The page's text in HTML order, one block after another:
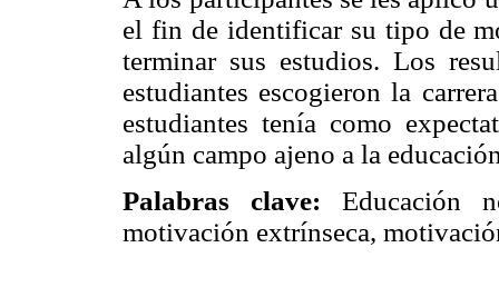
el fin de identificar su tipo de
terminar sus estudios. Los
estudiantes escogieron la
estudiantes tenía como
algún campo ajeno a la
Palabras clave: Educación
motivación extrínseca,